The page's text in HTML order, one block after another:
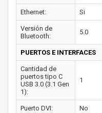
Ethernet: Si
Versión de
Bluetooth:
5.0
PUERTOS E INTERFACES
Cantidad de
puertos tipo C
USB 3.0 (3.1 Gen
1):
1
Puerto DVI: No